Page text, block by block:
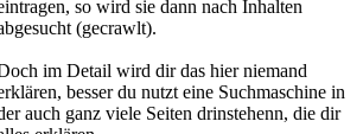
so wird sie dann nach Inhalten
(gecrawlt).
im Detail wird dir das hier niemand
besser du nutzt eine Suchmaschine in
auch ganz viele Seiten drinstehenn, die dir